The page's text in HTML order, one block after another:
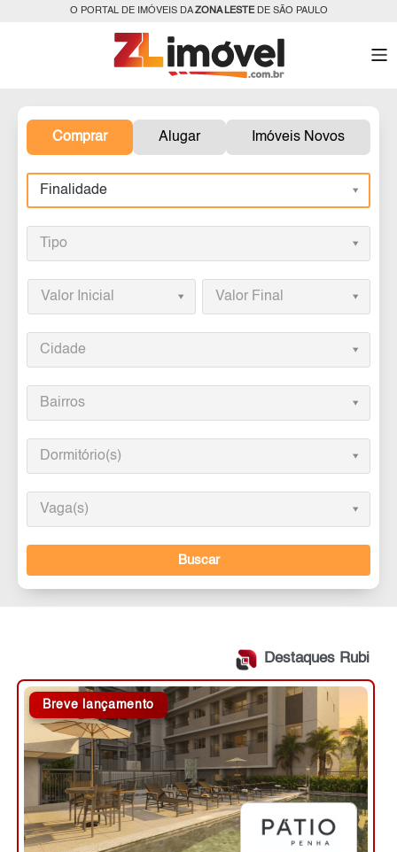
O PORTAL DE IMÓVEIS DAZONA LESTEDE SÃO PAULO
Comprar Alugar Imóveis Novos
Finalidade
Tipo
Valor Inicial Valor Final
Cidade
Bairros
Dormitório(s)
Vaga(s)
Buscar
Destaques Rubi
Breve lançamento